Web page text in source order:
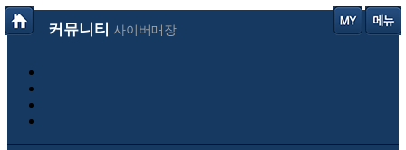
커뮤니티 사이버매장